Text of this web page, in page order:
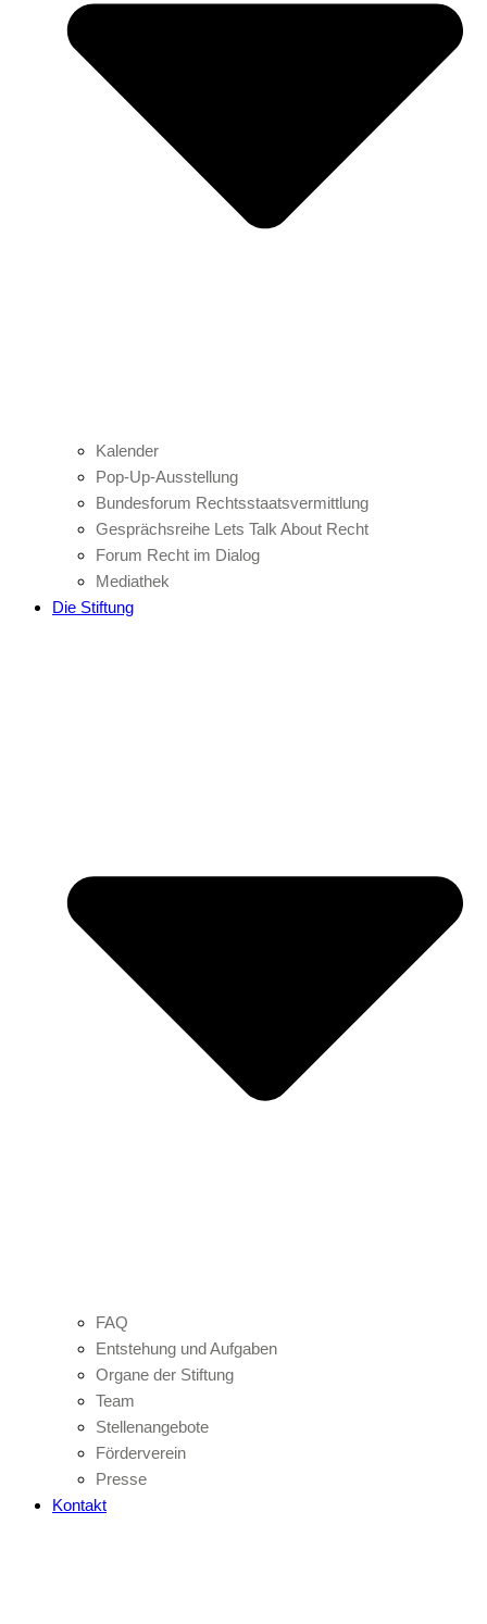
Kalender
Pop-Up-Ausstellung
Bundesforum Rechtsstaatsvermittlung
Gesprächsreihe Lets Talk About Recht
Forum Recht im Dialog
Mediathek
Die Stiftung
FAQ
Entstehung und Aufgaben
Organe der Stiftung
Team
Stellenangebote
Förderverein
Presse
Kontakt